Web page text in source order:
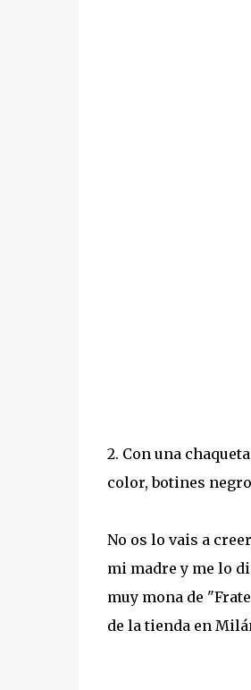
2. Con una
color, botines
No os lo vais a
mi madre y me lo
muy mona de
de la tienda en